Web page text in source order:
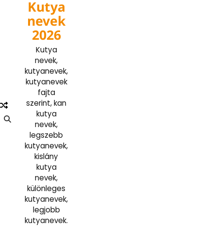
content
Kutya
nevek
2026
Kutya
nevek,
kutyanevek,
kutyanevek
fajta
szerint, kan
kutya
nevek,
legszebb
kutyanevek,
kislány
kutya
nevek,
különleges
kutyanevek,
legjobb
kutyanevek.